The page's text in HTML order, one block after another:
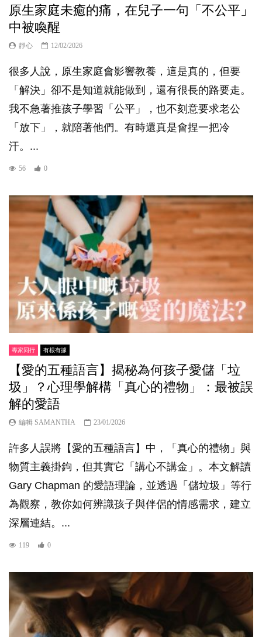
原生家庭未癒的痛，在兒子一句「不公平」
中被喚醒
靜心 12/02/2026
很多人說，原生家庭會影響教養，這是真的，但要
「解決」卻不是知道就能做到，還有很長的路要走。
我不急著推孩子學習「公平」，也不刻意要求老公
「放下」，就陪著他們。有時還真是會捏一把冷
汗。...
56 0
專家同行 有根有據
【愛的五種語言】揭秘為何孩子愛儲「垃
圾」？心理學解構「真心的禮物」：最被誤
解的愛語
編輯 SAMANTHA 23/01/2026
許多人誤將【愛的五種語言】中，「真心的禮物」與
物質主義掛鉤，但其實它「講心不講金」。本文解讀
Gary Chapman 的愛語理論，並透過「儲垃圾」等行
為觀察，教你如何辨識孩子與伴侶的情感需求，建立
深層連結。...
119 0